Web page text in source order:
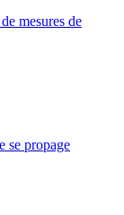
mesures de
se propage